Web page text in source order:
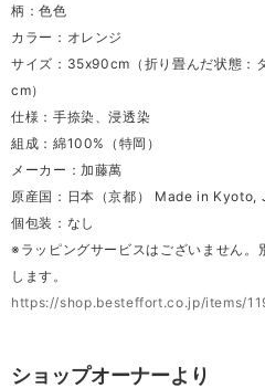
柄：色色
カラー：オレンジ
サイズ：35x90cm（折り畳んだ状態：
cm）
仕様：手捺染、浸透染
組成：綿100%（特岡）
メーカー：加藤萬
原産国：日本（京都） Made in Kyoto,
個包装：なし
※ラッピングサービスはございません。
します。
https://shop.besteffort.co.jp/items/
ショップオーナーより